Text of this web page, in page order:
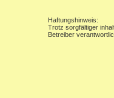
Haftungshinweis:
Trotz sorgfältiger
Betreiber